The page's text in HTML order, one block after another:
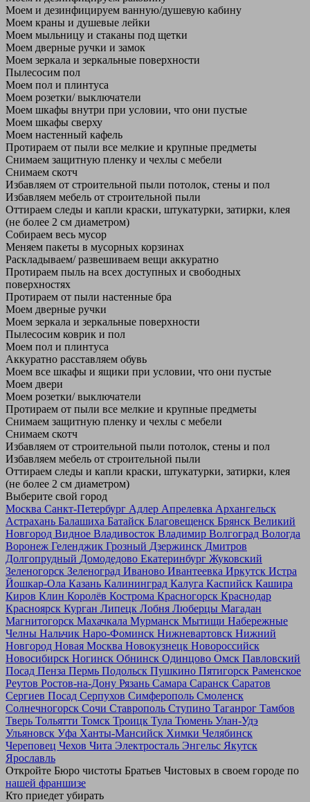
Моем и дезинфицируем ванную/душевую кабину
Моем краны и душевые лейки
Моем мыльницу и стаканы под щетки
Моем дверные ручки и замок
Моем зеркала и зеркальные поверхности
Пылесосим пол
Моем пол и плинтуса
Моем розетки/ выключатели
Моем шкафы внутри при условии, что они пустые
Моем шкафы сверху
Моем настенный кафель
Протираем от пыли все мелкие и крупные предметы
Снимаем защитную пленку и чехлы с мебели
Снимаем скотч
Избавляем от строительной пыли потолок, стены и пол
Избавляем мебель от строительной пыли
Оттираем следы и капли краски, штукатурки, затирки, клея
(не более 2 см диаметром)
Собираем весь мусор
Меняем пакеты в мусорных корзинах
Раскладываем/ развешиваем вещи аккуратно
Протираем пыль на всех доступных и свободных
поверхностях
Протираем от пыли настенные бра
Моем дверные ручки
Моем зеркала и зеркальные поверхности
Пылесосим коврик и пол
Моем пол и плинтуса
Аккуратно расставляем обувь
Моем все шкафы и ящики при условии, что они пустые
Моем двери
Моем розетки/ выключатели
Протираем от пыли все мелкие и крупные предметы
Снимаем защитную пленку и чехлы с мебели
Снимаем скотч
Избавляем от строительной пыли потолок, стены и пол
Избавляем мебель от строительной пыли
Оттираем следы и капли краски, штукатурки, затирки, клея
(не более 2 см диаметром)
Выберите свой город
Москва Санкт-Петербург Адлер Апрелевка Архангельск
Астрахань Балашиха Батайск Благовещенск Брянск Великий
Новгород Видное Владивосток Владимир Волгоград Вологда
Воронеж Геленджик Грозный Дзержинск Дмитров
Долгопрудный Домодедово Екатеринбург Жуковский
Зеленогорск Зеленоград Иваново Ивантеевка Иркутск Истра
Йошкар-Ола Казань Калининград Калуга Каспийск Кашира
Киров Клин Королёв Кострома Красногорск Краснодар
Красноярск Курган Липецк Лобня Люберцы Магадан
Магнитогорск Махачкала Мурманск Мытищи Набережные
Челны Нальчик Наро-Фоминск Нижневартовск Нижний
Новгород Новая Москва Новокузнецк Новороссийск
Новосибирск Ногинск Обнинск Одинцово Омск Павловский
Посад Пенза Пермь Подольск Пушкино Пятигорск Раменское
Реутов Ростов-на-Дону Рязань Самара Саранск Саратов
Сергиев Посад Серпухов Симферополь Смоленск
Солнечногорск Сочи Ставрополь Ступино Таганрог Тамбов
Тверь Тольятти Томск Троицк Тула Тюмень Улан-Удэ
Ульяновск Уфа Ханты-Мансийск Химки Челябинск
Череповец Чехов Чита Электросталь Энгельс Якутск
Ярославль
Откройте Бюро чистоты Братьев Чистовых в своем городе по
нашей франшизе
Кто приедет убирать